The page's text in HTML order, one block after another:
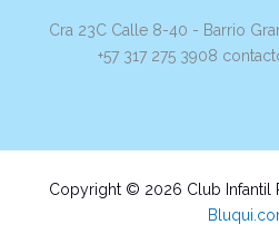
Cra 23C Calle 8-40 - Barrio
+57 317 275 3908
Copyright © 2026 Club Infantil